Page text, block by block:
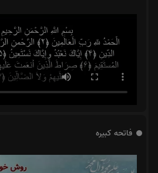
فاتحه کبیره